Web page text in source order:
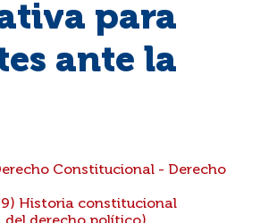
para
ante la
Constitucional - Derecho
Historia constitucional